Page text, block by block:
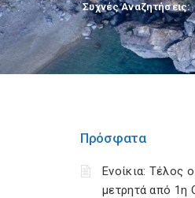
Συχνές Αναζητήσεις:
Πρόσφατα
Ενοίκια: Τέλος
μετρητά από 1η